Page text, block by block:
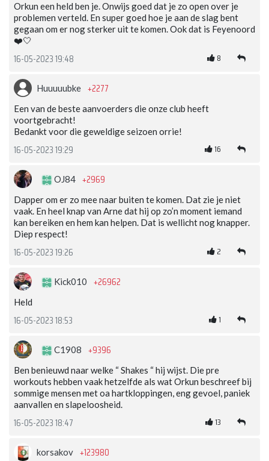
Orkun een held ben je. Onwijs goed dat je zo open over je
problemen verteld. En super goed hoe je aan de slag bent
gegaan om er nog sterker uit te komen. Ook dat is Feyenoord
❤️🤍
16-05-2023 19:48 8
Huuuuubke +2277
Een van de beste aanvoerders die onze club heeft
voortgebracht!
Bedankt voor die geweldige seizoen orrie!
16-05-2023 19:29 16
OJ84 +2969
Dapper om er zo mee naar buiten te komen. Dat zie je niet
vaak. En heel knap van Arne dat hij op zo’n moment iemand
kan bereiken en hem kan helpen. Dat is wellicht nog knapper.
Diep respect!
16-05-2023 19:26 2
Kick010 +26962
Held
16-05-2023 18:53 1
C1908 +9396
Ben benieuwd naar welke “ Shakes “ hij wijst. Die pre
workouts hebben vaak hetzelfde als wat Orkun beschreef bij
sommige mensen met oa hartkloppingen, eng gevoel, paniek
aanvallen en slapeloosheid.
16-05-2023 18:47 13
korsakov +123980